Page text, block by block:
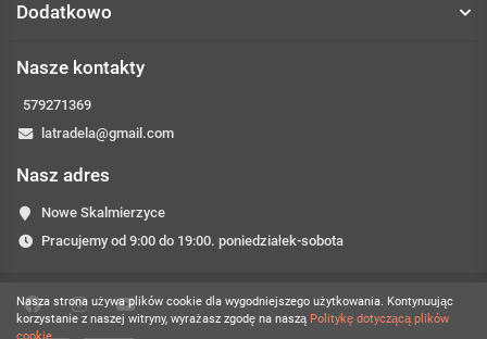
Nasza strona używa plików cookie dla wygodniejszego użytkowania. Kontynuując
korzystanie z naszej witryny, wyrażasz zgodę na naszą Politykę dotyczącą plików
Dodatkowo
Nasze kontakty
579271369
latradela@gmail.com
Nasz adres
Nowe Skalmierzyce
Pracujemy od 9:00 do 19:00. poniedziałek-sobota